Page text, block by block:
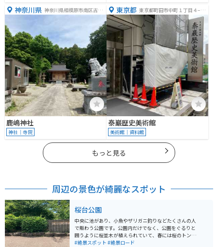
神奈川県 神奈川県相模原市南区古淵
鹿嶋神社
神社｜寺院
東京都 東京都町田市中町１丁目４−１
０
泰巖歴史美術館
美術館｜資料館
もっと見る
周辺の景色が綺麗なスポット
桜台公園
中央に池があり、小魚やザリガニ釣りなどたくさんの人
で賑わう公園です。公園内だけでなく、公園をぐるりと
囲うように桜並木が植えられていて、春には桜のトンネ
ルの中を走ることができる絶景スポットです。また秋に
#絶景スポット #絶景ロード